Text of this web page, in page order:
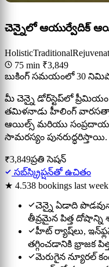
చెన్నైలో ఆయుర్వేదిక్
HolisticTraditional
75 min ₹3,849
బుకింగ్ సమయంలో 30
మీ చెన్నై డోర్‌స్టెప్‌లో
తమిళనాడు హీలింగ్
ఆయిల్స్ మరియు సంప్రదాయ
సామరస్యం పునరుద్ధరిస్తాయి.
₹3,849ప్రతి సెషన్
సబ్‌స్క్రిప్షన్‌తో ఉచితం
★ 4.538 bookings last
చెన్నై ఏడాది
తీవ్రమైన పిత్త దోషాన్ని
హీట్ ర్యాష్‌లు,
తగ్గించడానికి భ్రాజక
మెరుగైన న్యూరల్